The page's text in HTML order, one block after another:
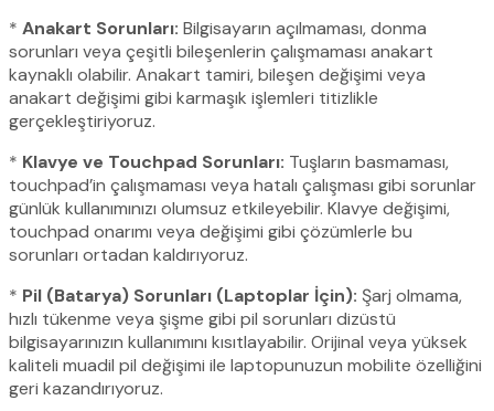
* Anakart Sorunları: Bilgisayarın açılmaması, donma
sorunları veya çeşitli bileşenlerin çalışmaması anakart
kaynaklı olabilir. Anakart tamiri, bileşen değişimi veya
anakart değişimi gibi karmaşık işlemleri titizlikle
gerçekleştiriyoruz.
* Klavye ve Touchpad Sorunları: Tuşların basmaması,
touchpad’in çalışmaması veya hatalı çalışması gibi sorunlar
günlük kullanımınızı olumsuz etkileyebilir. Klavye değişimi,
touchpad onarımı veya değişimi gibi çözümlerle bu
sorunları ortadan kaldırıyoruz.
* Pil (Batarya) Sorunları (Laptoplar İçin): Şarj olmama,
hızlı tükenme veya şişme gibi pil sorunları dizüstü
bilgisayarınızın kullanımını kısıtlayabilir. Orijinal veya yüksek
kaliteli muadil pil değişimi ile laptopunuzun mobilite özelliğini
geri kazandırıyoruz.